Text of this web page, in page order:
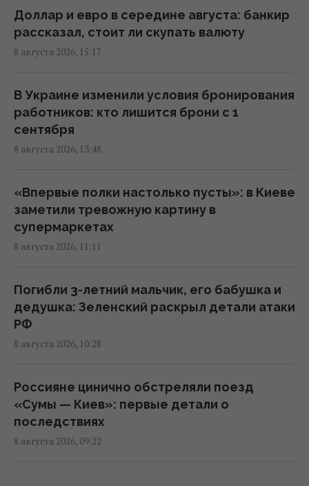
Вучич заявил, что не видит путей для
скорейшего завершения войны в Украине
В Кировоградской области разбился
боевой вертолет: что известно
12:17 суббота, 08 августа 2026
Украина согласилась не нападать на
нероссийские танкеры с нефтью в Черном
море, - Bloomberg
11:24 суббота, 08 августа 2026
В России загорелись сразу два крупных
НПЗ после атаки украинских дронов
10:55 суббота, 08 августа 2026
Воздушные силы раскрыли детали ночной
атаки РФ
09:26 суббота, 08 августа 2026
Доллар и евро в середине августа: банкир
рассказал, стоит ли скупать валюту
8 августа 2026, 15:17
В Украине изменили условия бронирования
работников: кто лишится брони с 1
сентября
8 августа 2026, 13:48
«Впервые полки настолько пусты»: в Киеве
заметили тревожную картину в
супермаркетах
8 августа 2026, 11:11
Погибли 3-летний мальчик, его бабушка и
дедушка: Зеленский раскрыл детали атаки
РФ
8 августа 2026, 10:28
Россияне цинично обстреляли поезд
«Сумы — Киев»: первые детали о
последствиях
8 августа 2026, 09:22